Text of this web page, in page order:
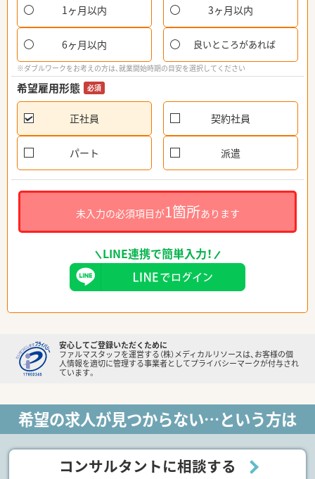
1ヶ月以内 3ヶ月以内
6ヶ月以内 良いところがあれば
※ダブルワークをお考えの方は、就業開始時期の目安を選択してください
希望雇用形態 必須
正社員 契約社員
パート 派遣
未入力の必須項目が1箇所あります
LINE連携で簡単入力！
安心してご登録いただくために
ファルマスタッフを運営する（株）メディカルリソースは、お客様の個
人情報を適切に管理する事業者としてプライバシーマークが付与され
ています。
希望の求人が見つからない…という方は
コンサルタントに相談する